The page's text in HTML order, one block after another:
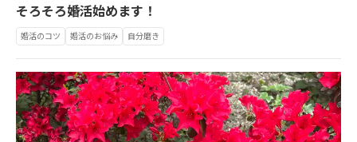
そろそろ婚活始めます！
婚活のコツ 婚活のお悩み 自分磨き